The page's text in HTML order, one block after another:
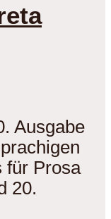
Ausgabe
für Prosa
20.